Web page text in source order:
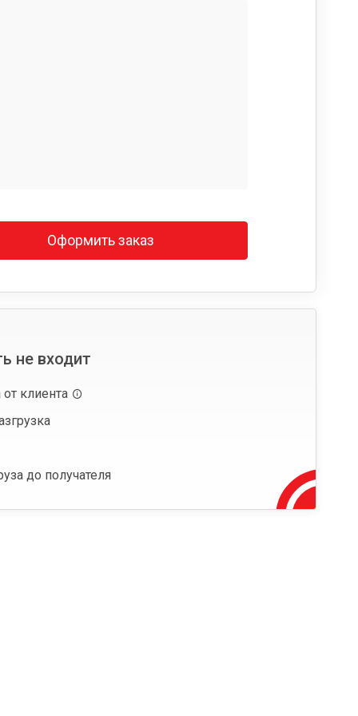
Оформить заказ
не входит
от клиента
до получателя